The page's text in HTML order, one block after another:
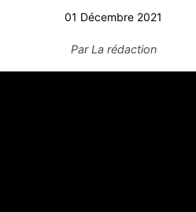
01 Décembre 2021
ParLa rédaction